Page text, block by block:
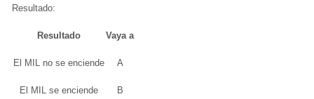
Resultado:
Resultado Vaya a
El MIL no se enciende A
El MIL se enciende B